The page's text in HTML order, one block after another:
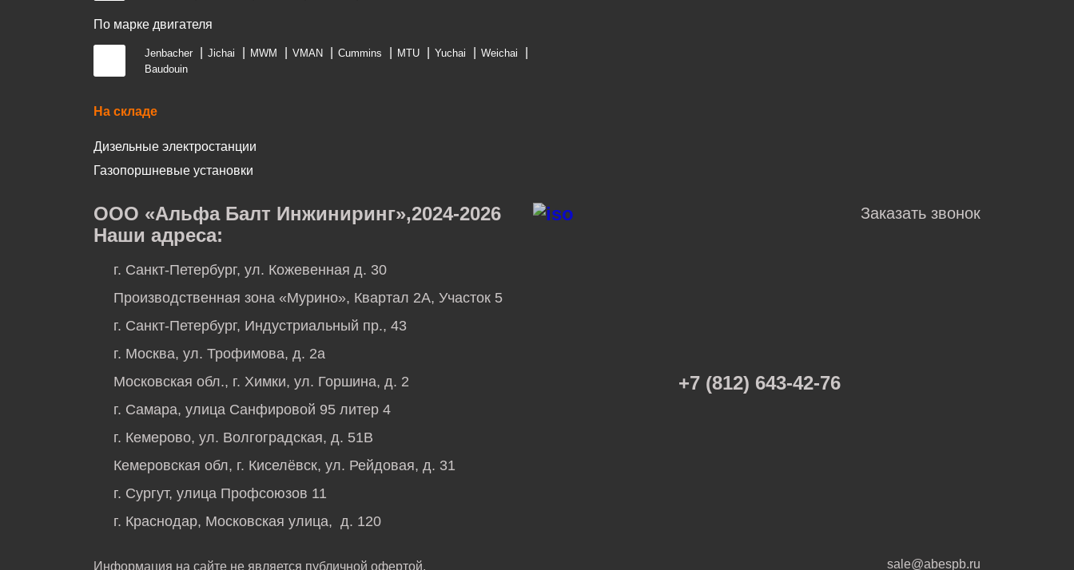
По марке двигателя
Jenbacher Jichai MWM VMAN Cummins MTU Yuchai
Weichai
Baudouin
На складе
Дизельные электростанции
Газопоршневые установки
ООО «Альфа Балт Инжиниринг»,2024-2026 Заказать звонок
Наши адреса:
г. Санкт-Петербург, ул. Кожевенная д. 30
Производственная зона «Мурино», Квартал 2А, Участок 5
г. Санкт-Петербург, Индустриальный пр., 43
г. Москва, ул. Трофимова, д. 2а
Московская обл., г. Химки, ул. Горшина, д. 2
г. Самара, улица Санфировой 95 литер 4
г. Кемерово, ул. Волгоградская, д. 51В
Кемеровская обл, г. Киселёвск, ул. Рейдовая, д. 31
г. Сургут, улица Профсоюзов 11
г. Краснодар, Московская улица, д. 120
+7 (812) 643-42-76
Информация на сайте не является публичной офертой. sale@abespb.ru